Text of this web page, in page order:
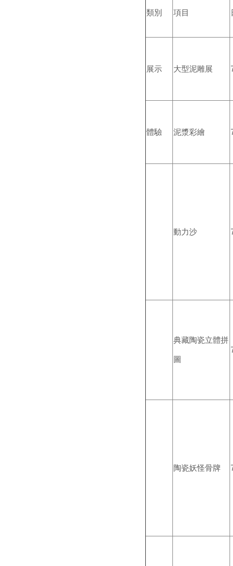
類別 項目
展示 大型泥雕展
體驗 泥漿彩繪
動力沙
典藏陶瓷立體拼
圖
陶瓷妖怪骨牌